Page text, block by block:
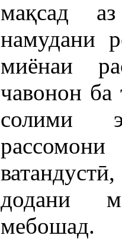
мақсад
намудани
миёнаи
чавонон ба
солими
додани
мебошад.